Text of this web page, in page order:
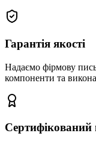
Гарантія якості
Надаємо фірмову
компоненти та
Сертифікований